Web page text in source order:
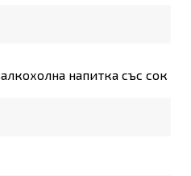
напитка със сок